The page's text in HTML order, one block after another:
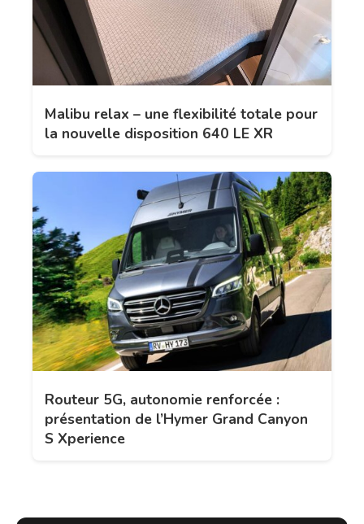
Malibu relax – une flexibilité totale pour
la nouvelle disposition 640 LE XR
Routeur 5G, autonomie renforcée :
présentation de l’Hymer Grand Canyon
S Xperience